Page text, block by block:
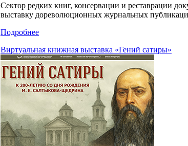
Сектор редких книг, консервации и реставрации
выставку дореволюционных журнальных
Подробнее
Виртуальная книжная выставка «Гений сатиры»